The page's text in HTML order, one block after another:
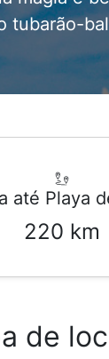
tubarão-
até Playa
220 km
de